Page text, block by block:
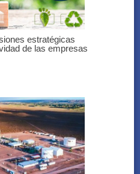
estratégicas
de las empresas